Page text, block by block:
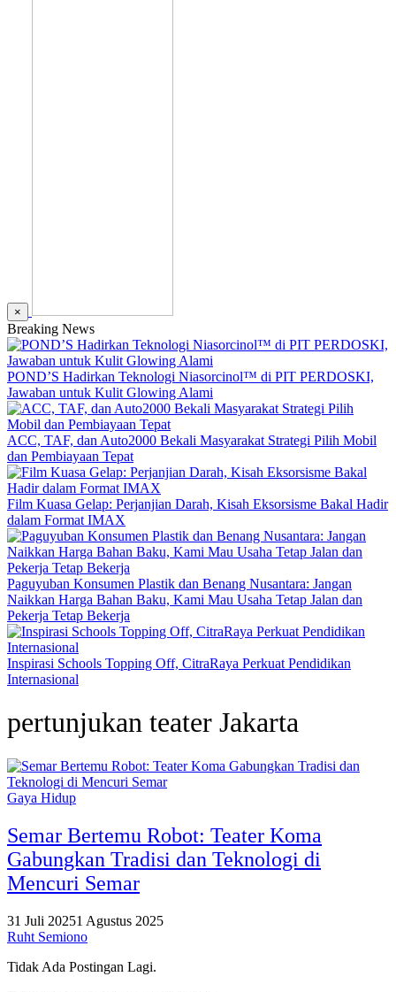
×
Breaking News
POND’S Hadirkan Teknologi Niasorcinol™ di PIT PERDOSKI,
Jawaban untuk Kulit Glowing Alami
ACC, TAF, dan Auto2000 Bekali Masyarakat Strategi Pilih Mobil
dan Pembiayaan Tepat
Film Kuasa Gelap: Perjanjian Darah, Kisah Eksorsisme Bakal Hadir
dalam Format IMAX
Paguyuban Konsumen Plastik dan Benang Nusantara: Jangan
Naikkan Harga Bahan Baku, Kami Mau Usaha Tetap Jalan dan
Pekerja Tetap Bekerja
Inspirasi Schools Topping Off, CitraRaya Perkuat Pendidikan
Internasional
pertunjukan teater Jakarta
Gaya Hidup
Semar Bertemu Robot: Teater Koma
Gabungkan Tradisi dan Teknologi di
Mencuri Semar
31 Juli 20251 Agustus 2025
Ruht Semiono
Tidak Ada Postingan Lagi.